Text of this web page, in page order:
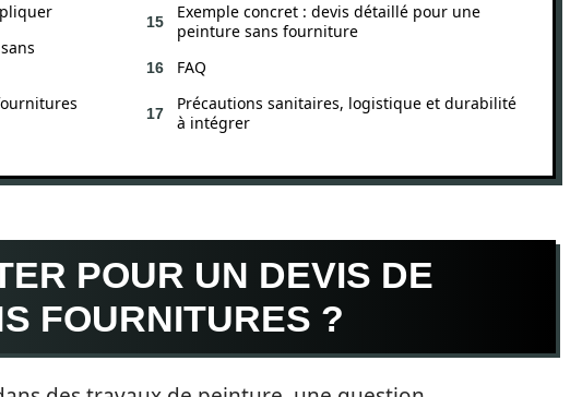
Exemple concret : devis détaillé pour une
peinture sans fourniture
FAQ
Précautions sanitaires, logistique et durabilité
à intégrer
POUR UN DEVIS DE
FOURNITURES ?